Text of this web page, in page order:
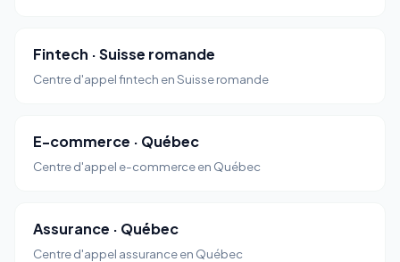
Fintech · Suisse romande
Centre d'appel fintech en Suisse romande
E-commerce · Québec
Centre d'appel e-commerce en Québec
Assurance · Québec
Centre d'appel assurance en Québec